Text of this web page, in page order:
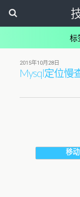
标
2015年10月28日
Mysql定位慢
移动